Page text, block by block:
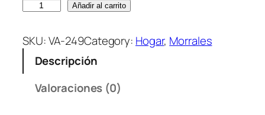
l
l
Añadir al carrito
SKU:VA-249Category: Hogar, Morrales
Descripción
Valoraciones (0)